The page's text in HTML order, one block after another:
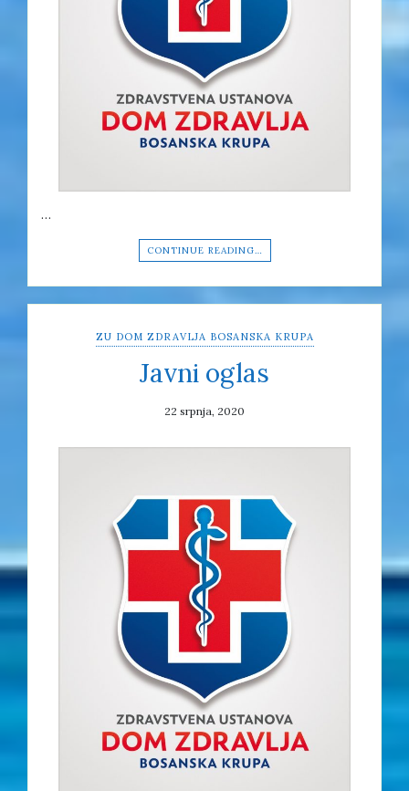
…
CONTINUE READING…
ZU DOM ZDRAVLJA BOSANSKA KRUPA
Javni oglas
22 srpnja, 2020